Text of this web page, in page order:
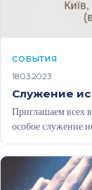
CОБЫТИЯ
18.03.2023
Служение
Приглашаем всех
особое служение